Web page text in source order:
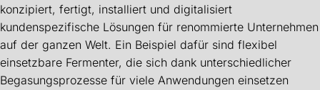
konzipiert, fertigt, installiert und digitalisiert
kundenspezifische Lösungen für renommierte Unternehmen
auf der ganzen Welt. Ein Beispiel dafür sind flexibel
einsetzbare Fermenter, die sich dank unterschiedlicher
Begasungsprozesse für viele Anwendungen einsetzen